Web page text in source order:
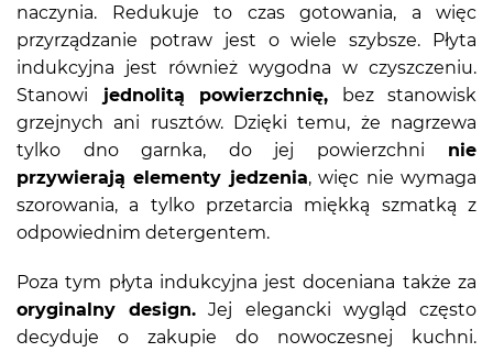
naczynia. Redukuje to czas gotowania, a więc
przyrządzanie potraw jest o wiele szybsze. Płyta
indukcyjna jest również wygodna w czyszczeniu.
Stanowi jednolitą powierzchnię, bez stanowisk
grzejnych ani rusztów. Dzięki temu, że nagrzewa
tylko dno garnka, do jej powierzchni nie
przywierają elementy jedzenia, więc nie wymaga
szorowania, a tylko przetarcia miękką szmatką z
odpowiednim detergentem.
Poza tym płyta indukcyjna jest doceniana także za
oryginalny design. Jej elegancki wygląd często
decyduje o zakupie do nowoczesnej kuchni.